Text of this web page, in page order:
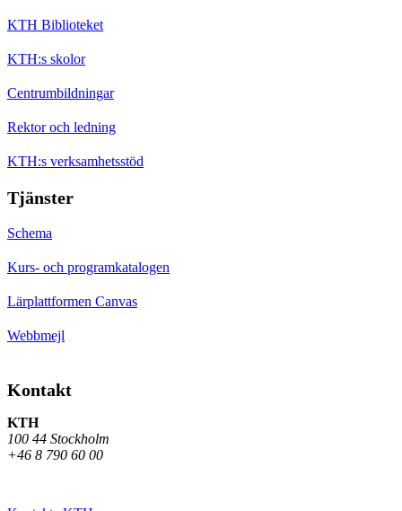
KTH Biblioteket
KTH:s skolor
Centrumbildningar
Rektor och ledning
KTH:s verksamhetsstöd
Tjänster
Schema
Kurs- och programkatalogen
Lärplattformen Canvas
Webbmejl
Kontakt
KTH
100 44 Stockholm
+46 8 790 60 00